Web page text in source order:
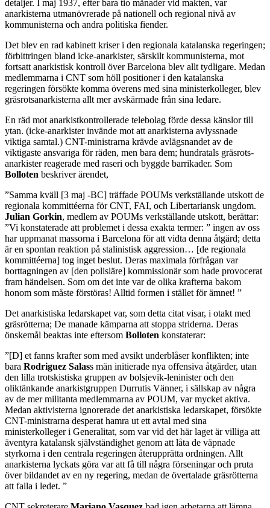
detaljer. I maj 1937, efter bara tio månader vid makten, var
anarkisterna utmanövrerade på nationell och regional nivå av
kommunisterna och andra politiska fiender.
Det blev en rad kabinett kriser i den regionala katalanska regeringen;
förbittringen bland icke-anarkister, särskilt kommunisterna, mot
fortsatt anarkistisk kontroll över Barcelona blev allt tydligare. Medan
medlemmarna i CNT som höll positioner i den katalanska
regeringen försökte komma överens med sina ministerkolleger, blev
gräsrotsanarkisterna allt mer avskärmade från sina ledare.
En räd mot anarkistkontrollerade telebolag förde dessa känslor till
ytan. (icke-anarkister invände mot att anarkisterna avlyssnade
viktiga samtal.) CNT-ministrarna krävde avlägsnandet av de
viktigaste ansvariga för räden, men bara dem; hundratals gräsrots-
anarkister reagerade med raseri och byggde barrikader. Som
Bolloten beskriver ärendet,
”Samma kväll [3 maj -BC] träffade POUMs verkställande utskott de
regionala kommittéerna för CNT, FAI, och Libertariansk ungdom.
Julian Gorkin, medlem av POUMs verkställande utskott, berättar:
”Vi konstaterade att problemet i dessa exakta termer: ” ingen av oss
har uppmanat massorna i Barcelona för att vidta denna åtgärd; detta
är en spontan reaktion på stalinistisk aggression… [de regionala
kommittéerna] tog inget beslut. Deras maximala förfrågan var
borttagningen av [den polisiäre] kommissionär som hade provocerat
fram händelsen. Som om det inte var de olika krafterna bakom
honom som måste förstöras! Alltid formen i stället för ämnet! ”
Det anarkistiska ledarskapet var, som detta citat visar, i otakt med
gräsrötterna; De manade kämparna att stoppa striderna. Deras
önskemål beaktas inte eftersom Bolloten konstaterar:
”[D] et fanns krafter som med avsikt underblåser konflikten; inte
bara Rodriguez Salass män initierade nya offensiva åtgärder, utan
den lilla trotskistiska gruppen av bolsjevik-leninister och den
oliktänkande anarkistgruppen Durrutis Vänner, i sällskap av några
av de mer militanta medlemmarna av POUM, var mycket aktiva.
Medan aktivisterna ignorerade det anarkistiska ledarskapet, försökte
CNT-ministrarna desperat hamra ut ett avtal med sina
ministerkolleger i Generalitat, som var vid det här laget är villiga att
äventyra katalansk självständighet genom att låta de väpnade
styrkorna i den centrala regeringen återupprätta ordningen. Allt
anarkisterna lyckats göra var att få till några förseningar och pruta
över bildandet av en ny regering, medan de övertalade gräsrötterna
att falla i ledet. ”